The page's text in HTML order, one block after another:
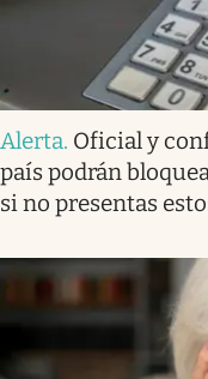
Alerta. Oficial y
país podrán
si no presentas